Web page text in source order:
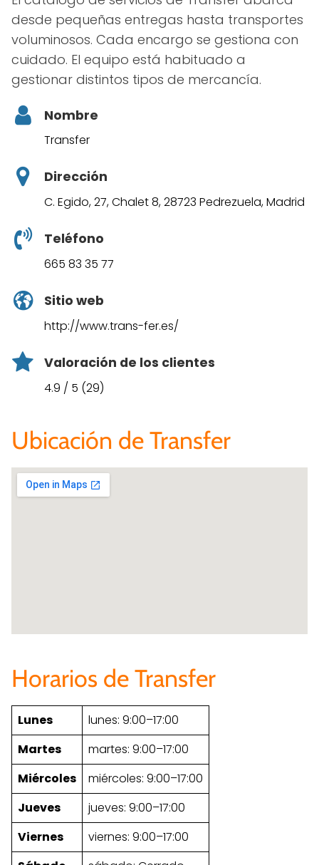
desde pequeñas entregas hasta transportes
voluminosos. Cada encargo se gestiona con
cuidado. El equipo está habituado a
gestionar distintos tipos de mercancía.
Nombre
Transfer
Dirección
C. Egido, 27, Chalet 8, 28723 Pedrezuela, Madrid
Teléfono
665 83 35 77
Sitio web
http://www.trans-fer.es/
Valoración de los clientes
4.9 / 5 (29)
Ubicación de Transfer
Horarios de Transfer
Lunes
lunes: 9:00–17:00
Martes
martes: 9:00–17:00
Miércoles
miércoles: 9:00–17:00
Jueves
jueves: 9:00–17:00
Viernes
viernes: 9:00–17:00